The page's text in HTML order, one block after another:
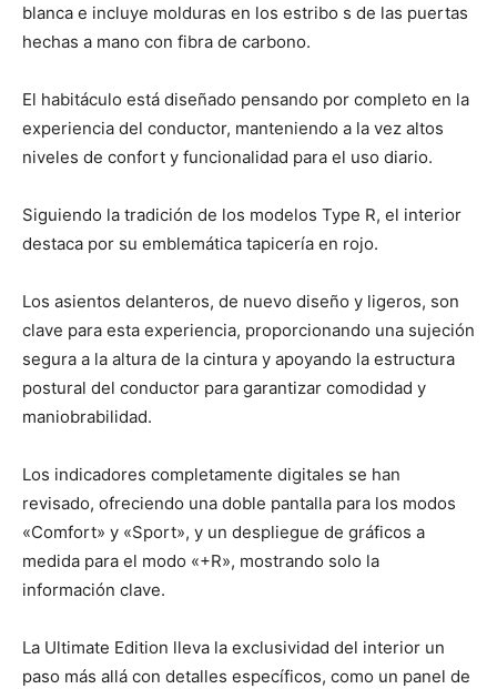
blanca e incluye molduras en los estribo s de las puertas
hechas a mano con fibra de carbono.
El habitáculo está diseñado pensando por completo en la
experiencia del conductor, manteniendo a la vez altos
niveles de confort y funcionalidad para el uso diario.
Siguiendo la tradición de los modelos Type R, el interior
destaca por su emblemática tapicería en rojo.
Los asientos delanteros, de nuevo diseño y ligeros, son
clave para esta experiencia, proporcionando una sujeción
segura a la altura de la cintura y apoyando la estructura
postural del conductor para garantizar comodidad y
maniobrabilidad.
Los indicadores completamente digitales se han
revisado, ofreciendo una doble pantalla para los modos
«Comfort» y «Sport», y un despliegue de gráficos a
medida para el modo «+R», mostrando solo la
información clave.
La Ultimate Edition lleva la exclusividad del interior un
paso más allá con detalles específicos, como un panel de